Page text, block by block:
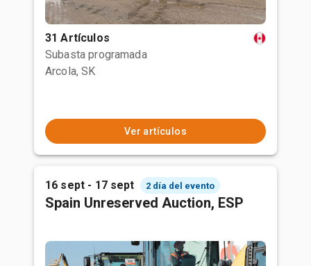
31 Artículos
Subasta programada
Arcola, SK
Ver artículos
16 sept - 17 sept 2 día del evento
Spain Unreserved Auction, ESP